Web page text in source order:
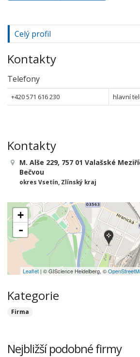
Celý profil
Kontakty
Telefony
+420 571 616 230 hlavní
Kontakty
M. Alše 229, 757 01 Valašské
Bečvou
okres Vsetín, Zlínský kraj
+
-
Leaflet | © GIScience Heidelberg, ©
Kategorie
Firma
Nejbližší podobné firmy